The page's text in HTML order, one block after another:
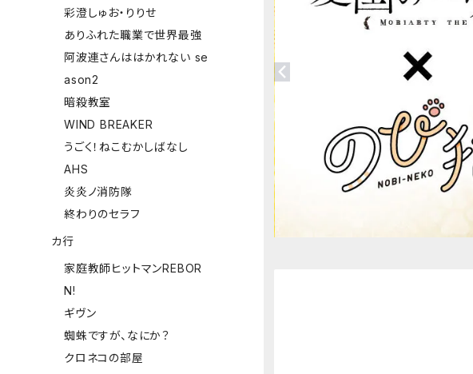
彩澄しゅお・りりせ
ありふれた職業で世界最強
阿波連さんははかれない se
ason2
暗殺教室
WIND BREAKER
うごく！ねこむかしばなし
AHS
炎炎ノ消防隊
終わりのセラフ
カ行
家庭教師ヒットマンREBOR
N!
ギヴン
蜘蛛ですが、なにか？
クロネコの部屋